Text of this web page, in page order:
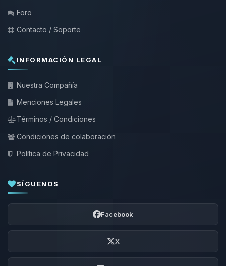
Foro
Contacto / Soporte
INFORMACIÓN LEGAL
Nuestra Compañía
Menciones Legales
Términos / Condiciones
Condiciones de colaboración
Política de Privacidad
SÍGUENOS
Facebook
X